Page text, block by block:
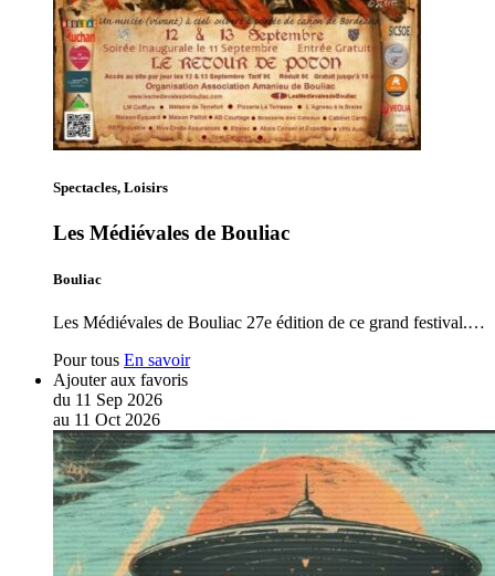
Spectacles, Loisirs
Les Médiévales de Bouliac
Bouliac
Les Médiévales de Bouliac 27e édition de ce grand festival.…
Pour tous En savoir
Ajouter aux favoris
du 11 Sep 2026
au 11 Oct 2026